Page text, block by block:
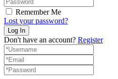
Remember Me
Lost your password?
Don't have an account? Register